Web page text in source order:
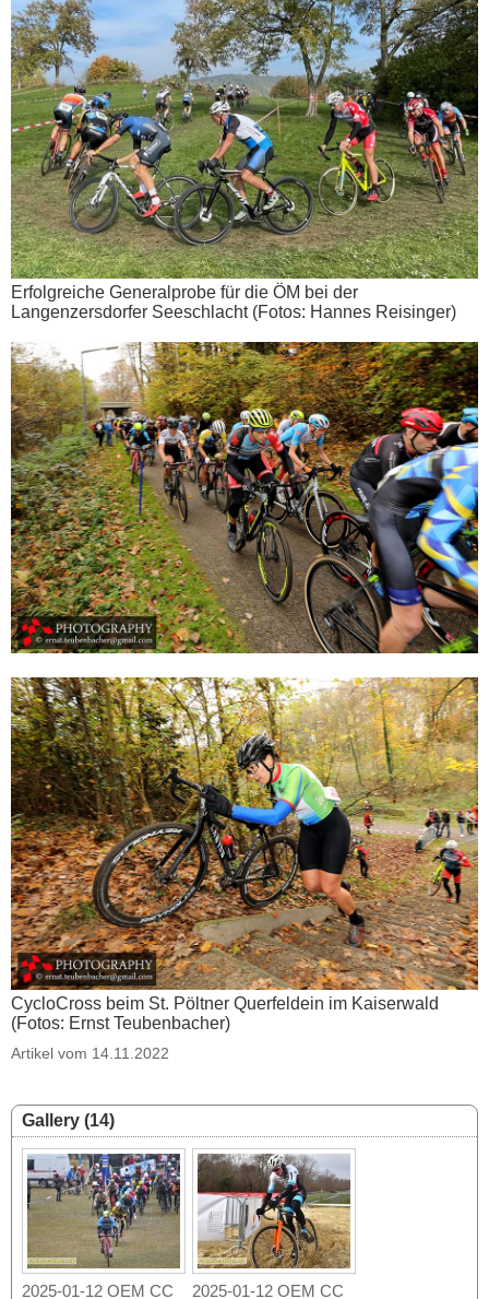
Erfolgreiche Generalprobe für die ÖM bei der
Langenzersdorfer Seeschlacht (Fotos: Hannes Reisinger)
CycloCross beim St. Pöltner Querfeldein im Kaiserwald
(Fotos: Ernst Teubenbacher)
Artikel vom 14.11.2022
Gallery (14)
2025-01-12 OEM CC 2025-01-12 OEM CC